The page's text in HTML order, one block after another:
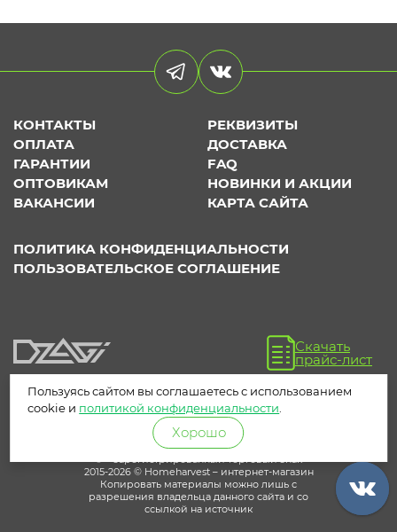
КОНТАКТЫ
РЕКВИЗИТЫ
ОПЛАТА
ДОСТАВКА
ГАРАНТИИ
FAQ
ОПТОВИКАМ
НОВИНКИ И АКЦИИ
ВАКАНСИИ
КАРТА САЙТА
ПОЛИТИКА КОНФИДЕНЦИАЛЬНОСТИ
ПОЛЬЗОВАТЕЛЬСКОЕ СОГЛАШЕНИЕ
Скачать
прайс-лист
® – зарегистрированный торговый знак
2015-2026 © Homeharvest – интернет-магазин
Копировать материалы можно лишь с
разрешения владельца данного сайта и со
ссылкой на источник
Пользуясь сайтом вы соглашаетесь с использованием
cookie и политикой конфиденциальности
Хорошо